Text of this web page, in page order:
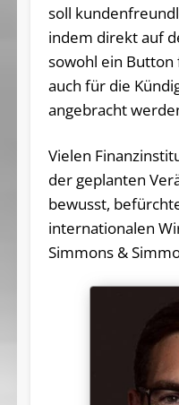
soll
indem direkt auf
sowohl ein
auch für die
angebracht
Vielen
der geplanten
bewusst,
internationalen
Simmons &